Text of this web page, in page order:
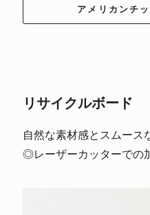
アメリカンチ
リサイクルボード
自然な素材感とスムース
◎レーザーカッターでの